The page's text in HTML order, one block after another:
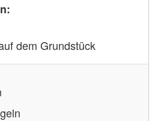
dem Grundstück